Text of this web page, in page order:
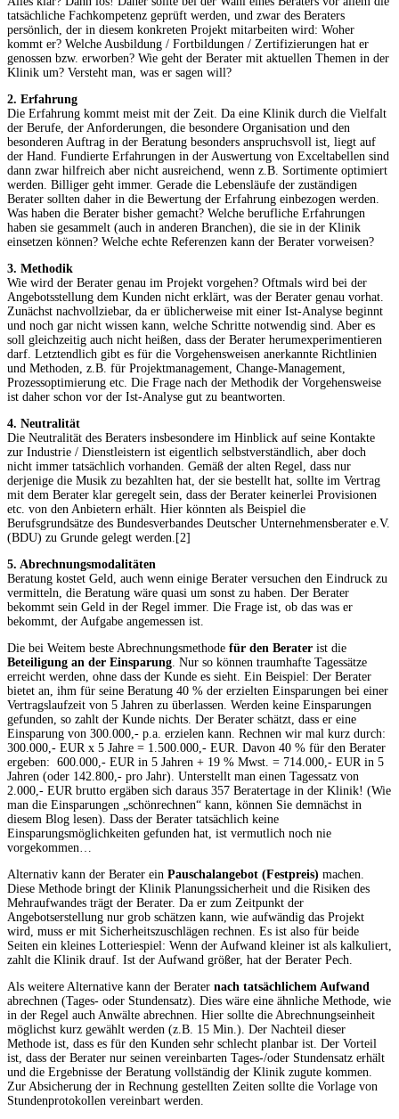
tatsächliche Fachkompetenz geprüft werden, und zwar des Beraters
persönlich, der in diesem konkreten Projekt mitarbeiten wird: Woher
kommt er? Welche Ausbildung / Fortbildungen / Zertifizierungen hat er
genossen bzw. erworben? Wie geht der Berater mit aktuellen Themen in der
Klinik um? Versteht man, was er sagen will?
2. Erfahrung
Die Erfahrung kommt meist mit der Zeit. Da eine Klinik durch die Vielfalt
der Berufe, der Anforderungen, die besondere Organisation und den
besonderen Auftrag in der Beratung besonders anspruchsvoll ist, liegt auf
der Hand. Fundierte Erfahrungen in der Auswertung von Exceltabellen sind
dann zwar hilfreich aber nicht ausreichend, wenn z.B. Sortimente optimiert
werden. Billiger geht immer. Gerade die Lebensläufe der zuständigen
Berater sollten daher in die Bewertung der Erfahrung einbezogen werden.
Was haben die Berater bisher gemacht? Welche berufliche Erfahrungen
haben sie gesammelt (auch in anderen Branchen), die sie in der Klinik
einsetzen können? Welche echte Referenzen kann der Berater vorweisen?
3. Methodik
Wie wird der Berater genau im Projekt vorgehen? Oftmals wird bei der
Angebotsstellung dem Kunden nicht erklärt, was der Berater genau vorhat.
Zunächst nachvollziebar, da er üblicherweise mit einer Ist-Analyse beginnt
und noch gar nicht wissen kann, welche Schritte notwendig sind. Aber es
soll gleichzeitig auch nicht heißen, dass der Berater herumexperimentieren
darf. Letztendlich gibt es für die Vorgehensweisen anerkannte Richtlinien
und Methoden, z.B. für Projektmanagement, Change-Management,
Prozessoptimierung etc. Die Frage nach der Methodik der Vorgehensweise
ist daher schon vor der Ist-Analyse gut zu beantworten.
4. Neutralität
Die Neutralität des Beraters insbesondere im Hinblick auf seine Kontakte
zur Industrie / Dienstleistern ist eigentlich selbstverständlich, aber doch
nicht immer tatsächlich vorhanden. Gemäß der alten Regel, dass nur
derjenige die Musik zu bezahlten hat, der sie bestellt hat, sollte im Vertrag
mit dem Berater klar geregelt sein, dass der Berater keinerlei Provisionen
etc. von den Anbietern erhält. Hier könnten als Beispiel die
Berufsgrundsätze des Bundesverbandes Deutscher Unternehmensberater e.V.
(BDU) zu Grunde gelegt werden.[2]
5. Abrechnungsmodalitäten
Beratung kostet Geld, auch wenn einige Berater versuchen den Eindruck zu
vermitteln, die Beratung wäre quasi um sonst zu haben. Der Berater
bekommt sein Geld in der Regel immer. Die Frage ist, ob das was er
bekommt, der Aufgabe angemessen ist.
Die bei Weitem beste Abrechnungsmethode für den Berater ist die
Beteiligung an der Einsparung . Nur so können traumhafte Tagessätze
erreicht werden, ohne dass der Kunde es sieht. Ein Beispiel: Der Berater
bietet an, ihm für seine Beratung 40 % der erzielten Einsparungen bei einer
Vertragslaufzeit von 5 Jahren zu überlassen. Werden keine Einsparungen
gefunden, so zahlt der Kunde nichts. Der Berater schätzt, dass er eine
Einsparung von 300.000,- p.a. erzielen kann. Rechnen wir mal kurz durch:
300.000,- EUR x 5 Jahre = 1.500.000,- EUR. Davon 40 % für den Berater
ergeben: 600.000,- EUR in 5 Jahren + 19 % Mwst. = 714.000,- EUR in 5
Jahren (oder 142.800,- pro Jahr). Unterstellt man einen Tagessatz von
2.000,- EUR brutto ergäben sich daraus 357 Beratertage in der Klinik! (Wie
man die Einsparungen „schönrechnen“ kann, können Sie demnächst in
diesem Blog lesen). Dass der Berater tatsächlich keine
Einsparungsmöglichkeiten gefunden hat, ist vermutlich noch nie
vorgekommen…
Alternativ kann der Berater ein Pauschalangebot (Festpreis) machen.
Diese Methode bringt der Klinik Planungssicherheit und die Risiken des
Mehraufwandes trägt der Berater. Da er zum Zeitpunkt der
Angebotserstellung nur grob schätzen kann, wie aufwändig das Projekt
wird, muss er mit Sicherheitszuschlägen rechnen. Es ist also für beide
Seiten ein kleines Lotteriespiel: Wenn der Aufwand kleiner ist als kalkuliert,
zahlt die Klinik drauf. Ist der Aufwand größer, hat der Berater Pech.
Als weitere Alternative kann der Berater nach tatsächlichem Aufwand
abrechnen (Tages- oder Stundensatz). Dies wäre eine ähnliche Methode, wie
in der Regel auch Anwälte abrechnen. Hier sollte die Abrechnungseinheit
möglichst kurz gewählt werden (z.B. 15 Min.). Der Nachteil dieser
Methode ist, dass es für den Kunden sehr schlecht planbar ist. Der Vorteil
ist, dass der Berater nur seinen vereinbarten Tages-/oder Stundensatz erhält
und die Ergebnisse der Beratung vollständig der Klinik zugute kommen.
Zur Absicherung der in Rechnung gestellten Zeiten sollte die Vorlage von
Stundenprotokollen vereinbart werden.